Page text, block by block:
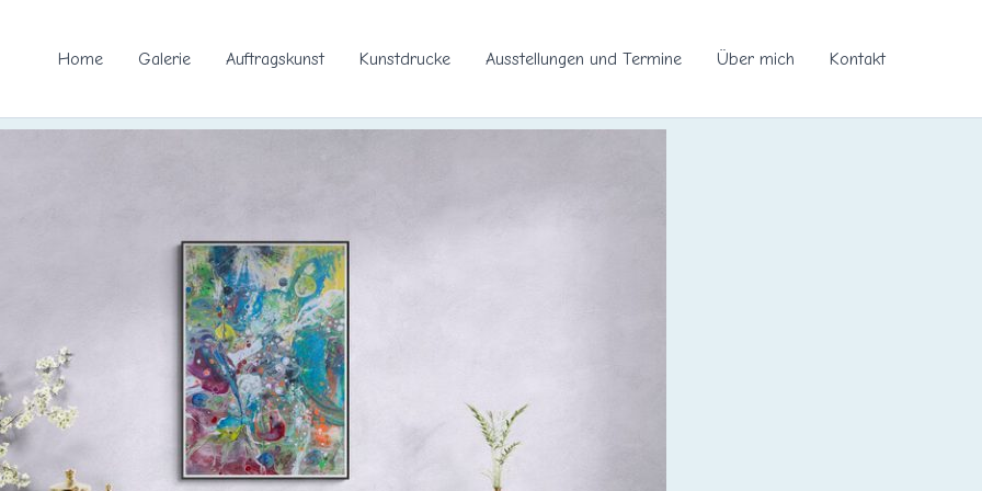
Home Galerie Auftragskunst Kunstdrucke Ausstellungen und Termine Über mich Kontakt